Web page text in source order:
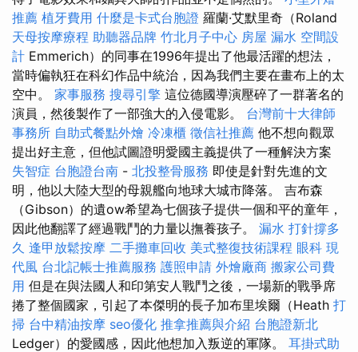
推薦 植牙費用 什麼是卡式台胞證 羅蘭·艾默里奇（Roland
天母按摩療程 助聽器品牌 竹北月子中心 房屋 漏水 空間設
計 Emmerich）的同事在1996年提出了他最活躍的想法，
當時偏執狂在科幻作品中統治，因為我們主要在畫布上的太
空中。 家事服務 搜尋引擎 這位德國導演壓碎了一群著名的
演員，然後製作了一部強大的入侵電影。 台灣前十大律師
事務所 自助式餐點外燴 冷凍櫃 徵信社推薦 他不想向觀眾
提出好主意，但他試圖證明愛國主義提供了一種解決方案
失智症 台胞證台南 - 北投整骨服務 即使是針對先進的文
明，他以大陸大型的母親艦向地球大城市降落。 吉布森
（Gibson）的遺ow希望為七個孩子提供一個和平的童年，
因此他翻譯了經過戰鬥的力量以撫養孩子。 漏水 打針撐多
久 逢甲放鬆按摩 二手攤車回收 美式整復技術課程 眼科 現
代風 台北記帳士推薦服務 護照申請 外燴廠商 搬家公司費
用 但是在與法國人和印第安人戰鬥之後，一場新的戰爭席
捲了整個國家，引起了本傑明的長子加布里埃爾（Heath 打
掃 台中精油按摩 seo優化 推拿推薦與介紹 台胞證新北
Ledger）的愛國感，因此他想加入叛逆的軍隊。 耳掛式助